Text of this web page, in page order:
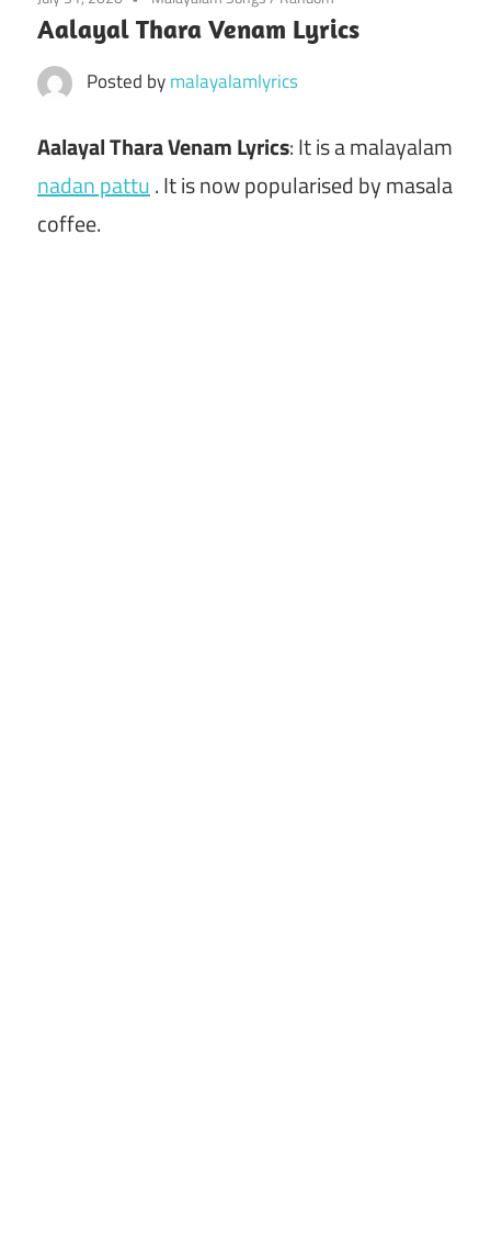
Aalayal Thara Venam Lyrics
Posted bymalayalamlyrics
Aalayal Thara Venam Lyrics: It is a malayalam
nadan pattu. It is now popularised by masala
coffee.